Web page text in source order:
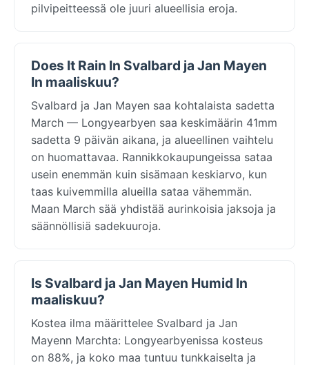
pilvipeitteessä ole juuri alueellisia eroja.
Does It Rain In Svalbard ja Jan Mayen
In maaliskuu?
Svalbard ja Jan Mayen saa kohtalaista sadetta
March — Longyearbyen saa keskimäärin 41mm
sadetta 9 päivän aikana, ja alueellinen vaihtelu
on huomattavaa. Rannikkokaupungeissa sataa
usein enemmän kuin sisämaan keskiarvo, kun
taas kuivemmilla alueilla sataa vähemmän.
Maan March sää yhdistää aurinkoisia jaksoja ja
säännöllisiä sadekuuroja.
Is Svalbard ja Jan Mayen Humid In
maaliskuu?
Kostea ilma määrittelee Svalbard ja Jan
Mayenn Marchta: Longyearbyenissa kosteus
on 88%, ja koko maa tuntuu tunkkaiselta ja